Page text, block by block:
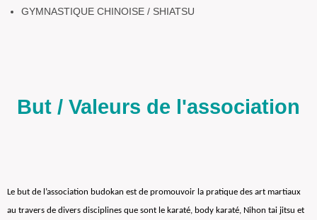
GYMNASTIQUE CHINOISE / SHIATSU
But / Valeurs de l'association
Le but de l’association budokan est de promouvoir la pratique des art martiaux
au travers de divers disciplines que sont le karaté, body karaté, Nihon tai jitsu et